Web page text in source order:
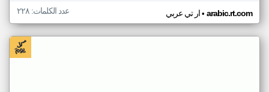
ار تي عربي• arabic.rt.com عدد الكلمات: ٢٢٨